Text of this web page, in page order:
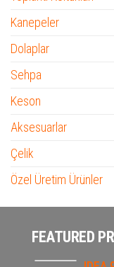
Kanepeler
Dolaplar
Sehpa
Keson
Aksesuarlar
Çelik
Özel Üretim Ürünler
FEATURED